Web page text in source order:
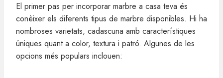
El primer pas per incorporar marbre a casa teva és
conèixer els diferents tipus de marbre disponibles. Hi ha
nombroses varietats, cadascuna amb característiques
úniques quant a color, textura i patró. Algunes de les
opcions més populars inclouen: